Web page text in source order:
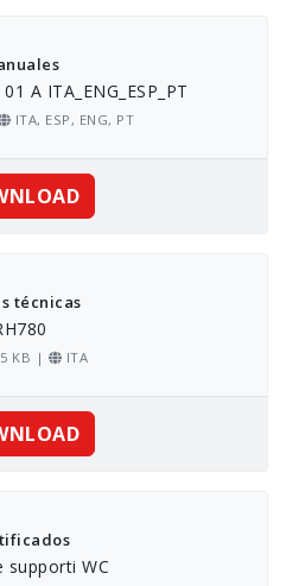
A ITA_ENG_ESP_PT
ITA, ESP, ENG, PT
técnicas
KB | ITA
supporti WC